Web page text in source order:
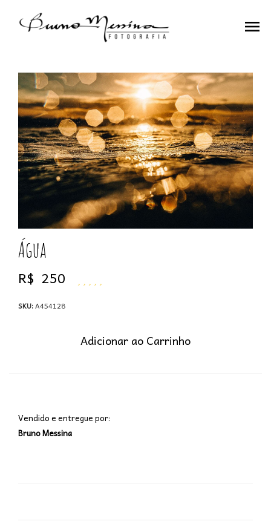
menu
Água
R$ 250
SKU:A454128
Adicionar ao Carrinho
Vendido e entregue por:
Bruno Messina